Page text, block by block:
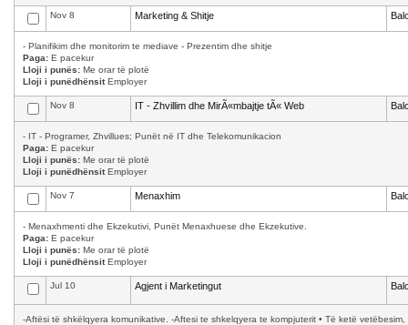
Nov 8 Marketing & Shitje
- Planifikim dhe monitorim te mediave - Prezentim dhe shitje
Paga: E pacekur
Lloji i punës: Me orar të plotë
Lloji i punëdhënsitEmployer
Nov 8 IT - Zhvillim dhe MirÃ«mbajtje tÃ« Web
- IT - Programer, Zhvillues; Punët në IT dhe Telekomunikacion
Paga: E pacekur
Lloji i punës: Me orar të plotë
Lloji i punëdhënsitEmployer
Nov 7 Menaxhim
- Menaxhmenti dhe Ekzekutivi, Punët Menaxhuese dhe Ekzekutive.
Paga: E pacekur
Lloji i punës: Me orar të plotë
Lloji i punëdhënsitEmployer
Jul 10 Agjent i Marketingut
-Aftësi të shkëlqyera komunikative. -Aftesi te shkelqyera te kompjuterit • Të ketë